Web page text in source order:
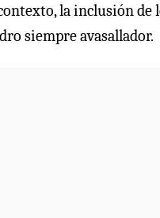
la inclusión de
siempre avasallador.